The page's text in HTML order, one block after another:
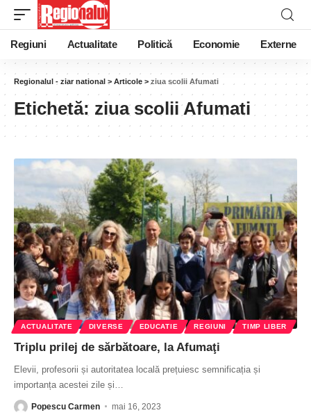
Regiuni Actualitate Politică Economie Externe
Regionalul - ziar national > Articole > ziua scolii Afumati
Etichetă: ziua scolii Afumati
ACTUALITATE DIVERSE EDUCATIE REGIUNI TIMP LIBER
Triplu prilej de sărbătoare, la Afumaţi
Elevii, profesorii și autoritatea locală prețuiesc semnificația și
importanța acestei zile și
Popescu Carmen mai 16, 2023